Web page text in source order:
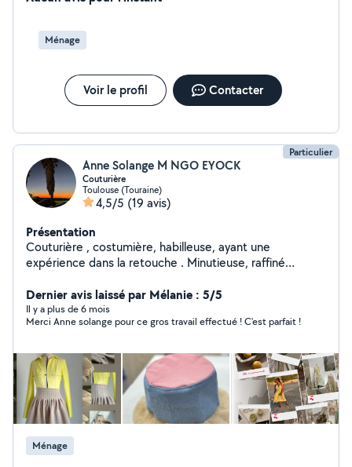
repas faits maison , adaptés aux envies et besoin de
chacun. Disponible immédiatement , je serais ravie
par cesu.
Ménage
Voir le profil Contacter
Particulier
Anne Solange M NGO EYOCK
Couturière
Toulouse (Touraine)
4,5/5 (19 avis)
Présentation
Couturière , costumière, habilleuse, ayant une
expérience dans la retouche . Minutieuse, raffiné
contacter merci.
Dernier avis laissé par Mélanie : 5/5
Il y a plus de 6 mois
Merci Anne solange pour ce gros travail effectué ! C'est parfait !
Ménage